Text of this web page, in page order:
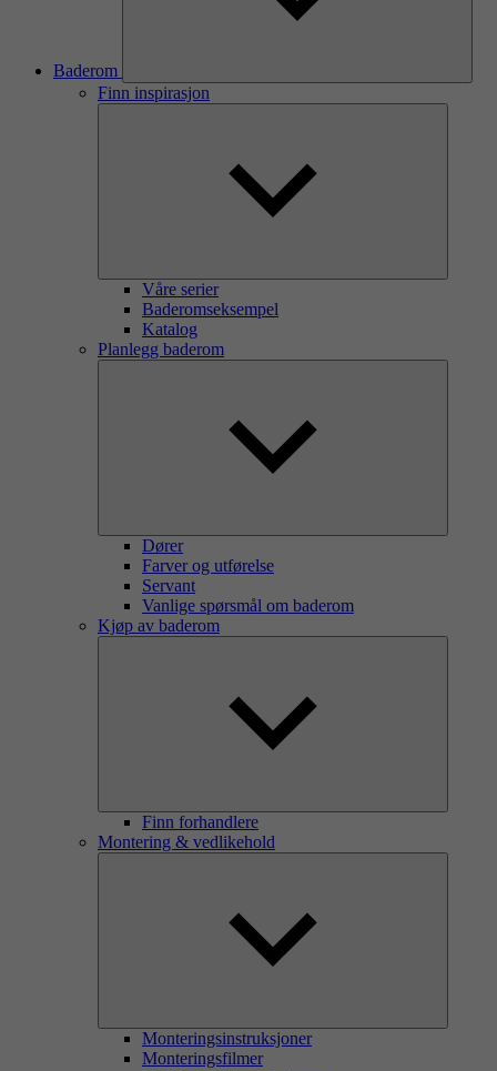
Baderom
Finn inspirasjon
Våre serier
Baderomseksempel
Katalog
Planlegg baderom
Dører
Farver og utførelse
Servant
Vanlige spørsmål om baderom
Kjøp av baderom
Finn forhandlere
Montering & vedlikehold
Monteringsinstruksjoner
Monteringsfilmer